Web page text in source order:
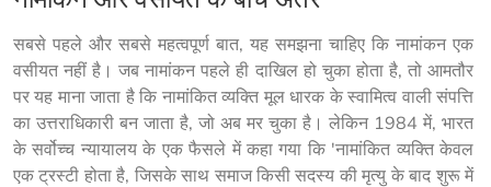
सबसे पहले और सबसे महत्वपूर्ण बात, यह समझना चाहिए कि नामांकन एक
वसीयत नहीं है। जब नामांकन पहले ही दाखिल हो चुका होता है, तो आमतौर
पर यह माना जाता है कि नामांकित व्यक्ति मूल धारक के स्वामित्व वाली संपत्ति
का उत्तराधिकारी बन जाता है, जो अब मर चुका है। लेकिन 1984 में, भारत
के सर्वोच्च न्यायालय के एक फैसले में कहा गया कि 'नामांकित व्यक्ति केवल
एक ट्रस्टी होता है, जिसके साथ समाज किसी सदस्य की मृत्यु के बाद शुरू में